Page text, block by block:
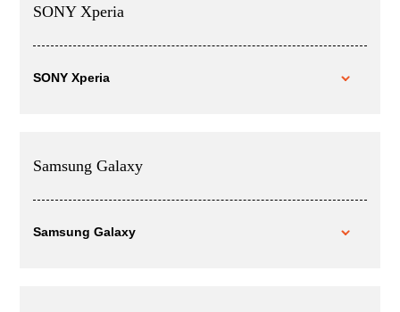
SONY Xperia
SONY Xperia
Samsung Galaxy
Samsung Galaxy